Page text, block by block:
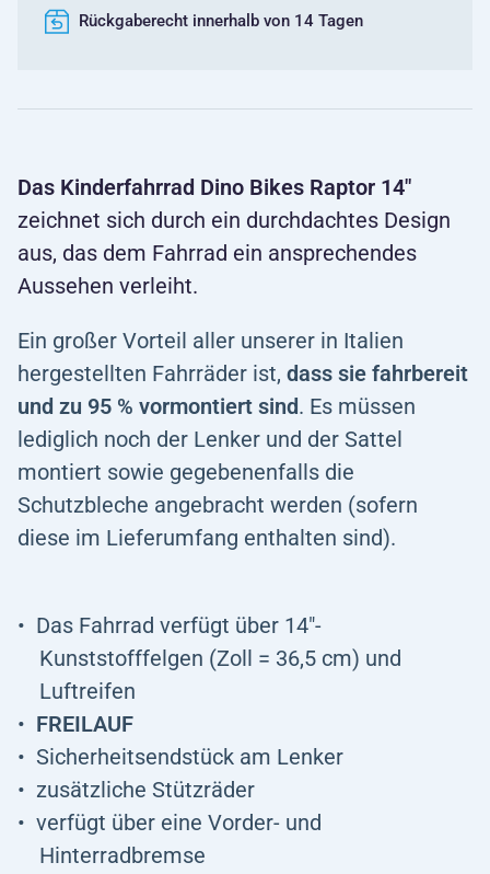
Rückgaberecht innerhalb von 14 Tagen
Das Kinderfahrrad Dino Bikes Raptor 14"
zeichnet sich durch ein durchdachtes Design
aus, das dem Fahrrad ein ansprechendes
Aussehen verleiht.
Ein großer Vorteil aller unserer in Italien
hergestellten Fahrräder ist, dass sie fahrbereit
und zu 95 % vormontiert sind. Es müssen
lediglich noch der Lenker und der Sattel
montiert sowie gegebenenfalls die
Schutzbleche angebracht werden (sofern
diese im Lieferumfang enthalten sind).
Das Fahrrad verfügt über 14"-
Kunststofffelgen (Zoll = 36,5 cm) und
Luftreifen
FREILAUF
Sicherheitsendstück am Lenker
zusätzliche Stützräder
verfügt über eine Vorder- und
Hinterradbremse